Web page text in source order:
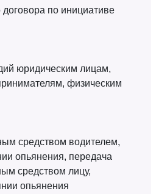
договора по инициативе
юридическим лицам,
физическим
средством водителем,
опьянения, передача
средством лицу,
опьянения